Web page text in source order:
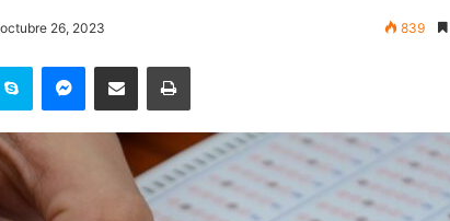
octubre 26, 2023 839
Skype MessengerCompartir por correo electrónicoImprimir